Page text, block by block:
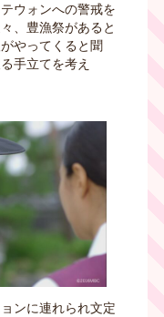
ウォンへの警戒を
、豊漁祭があると
やってくると聞
手立てを考え
ンに連れられ文定